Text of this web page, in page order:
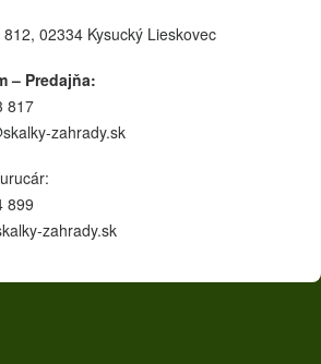
02334 Kysucký Lieskovec
– Predajňa:
817
zahrady.sk
899
zahrady.sk